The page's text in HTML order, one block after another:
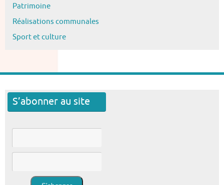
Patrimoine
Réalisations communales
Sport et culture
S’abonner au site